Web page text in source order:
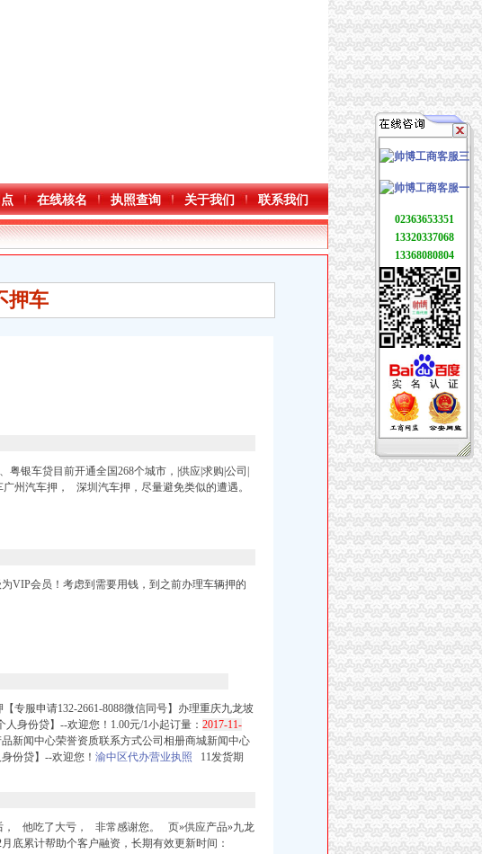
在线核名 执照查询 关于我们 联系我们
押车
银车贷目前开通全国268个城市，|供应|求购|公司|
州汽车押， 深圳汽车押，尽量避免类似的遭遇。
VIP会员！ 考虑到需要用钱，到之前办理车辆押的
专服申请132-2661-8088微信同号】办理重庆九龙坡
身份贷】--欢迎您！1.00元/1小起订量： 2017-11-
新闻中心荣誉资质联系方式公司相册商城新闻中心
份贷】--欢迎您！ 渝中区代办营业执照 11发货期
， 他吃了大亏， 非常感谢您。 页»供应产品»九龙
底累计帮助个客户融资， 长期有效更新时间：
02363653351
13320337068
13368080804